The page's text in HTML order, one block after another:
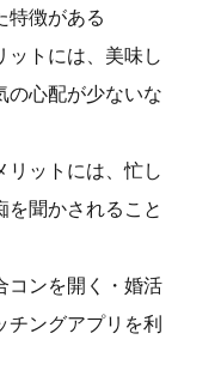
特徴がある
ットには、美味し
の心配が少ないな
リットには、忙し
を聞かされること
コンを開く・婚活
ングアプリを利